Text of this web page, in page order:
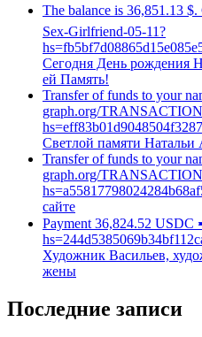
The balance is 36,851.13
Sex-Girlfriend-05-11?
Сегодня День рождения
ей Память!
Transfer of funds to your
graph.org/
Светлой памяти Натальи
Transfer of funds to your
graph.org/
сайте
Payment 36,824.52 USDC
Художник Васильев,
жены
Последние записи